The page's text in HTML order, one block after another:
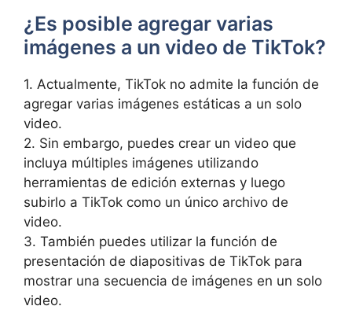
¿Es‍ posible agregar varias
imágenes a un video de TikTok?
1. Actualmente, TikTok no‌ admite ⁢la función de‍
agregar varias imágenes estáticas a⁣ un ‍solo
video.
2. ⁢Sin embargo, puedes crear un video que
incluya múltiples imágenes ‌utilizando
herramientas de edición ​externas y luego
subirlo a TikTok⁣ como un único archivo de
video.
3. ‌También ‍puedes utilizar la ​función de
presentación de diapositivas de TikTok para
mostrar una⁢ secuencia de imágenes en ⁣un solo
‌video.